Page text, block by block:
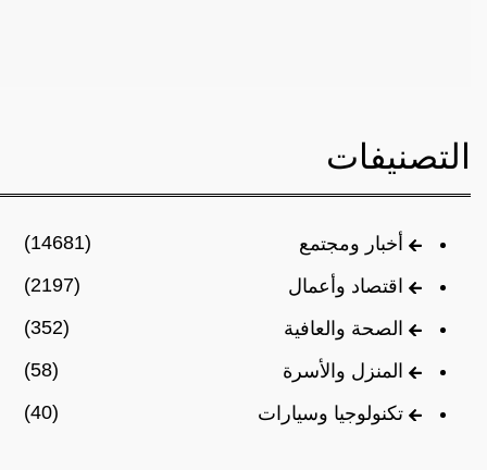
التصنيفات
أخبار ومجتمع
(14681)
اقتصاد وأعمال
(2197)
الصحة والعافية
(352)
المنزل والأسرة
(58)
تكنولوجيا وسيارات
(40)